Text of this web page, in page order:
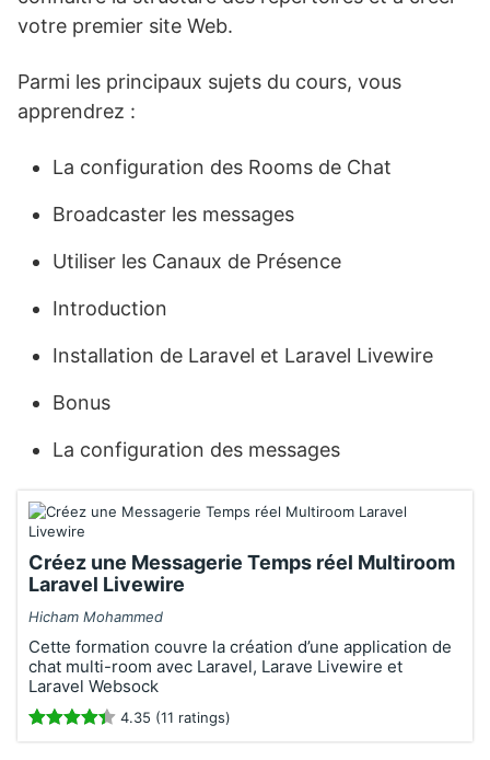
votre premier site Web.
Parmi les principaux sujets du cours, vous
apprendrez :
La configuration des Rooms de Chat
Broadcaster les messages
Utiliser les Canaux de Présence
Introduction
Installation de Laravel et Laravel Livewire
Bonus
La configuration des messages
Créez une Messagerie Temps réel Multiroom
Laravel Livewire
Hicham Mohammed
Cette formation couvre la création d’une application de
chat multi-room avec Laravel, Larave Livewire et
Laravel Websock
4.35 (11 ratings)